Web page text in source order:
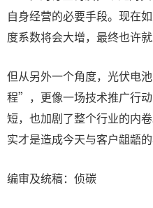
自身经营的必要手段。现在
度系数将会大增，最终也许
但从另外一个角度，光伏电
程”，更像一场技术推广行
短，也加剧了整个行业的内
实才是造成今天与客户龃龉的
编审及统稿：侦碳